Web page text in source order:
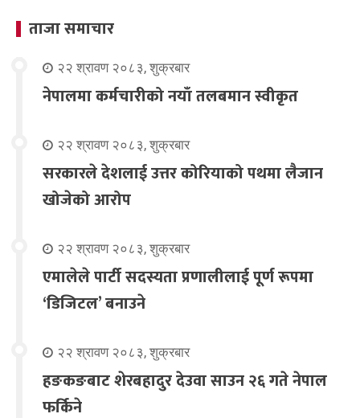
ताजा समाचार
२२ श्रावण २०८३, शुक्रबार
नेपालमा कर्मचारीको नयाँ तलबमान स्वीकृत
२२ श्रावण २०८३, शुक्रबार
सरकारले देशलाई उत्तर कोरियाको पथमा लैजान
खोजेको आरोप
२२ श्रावण २०८३, शुक्रबार
एमालेले पार्टी सदस्यता प्रणालीलाई पूर्ण रूपमा
‘डिजिटल’ बनाउने
२२ श्रावण २०८३, शुक्रबार
हङकङबाट शेरबहादुर देउवा साउन २६ गते नेपाल
फर्किने